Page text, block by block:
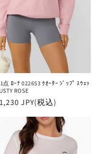
点 ﾛｰﾅ 022653 ｸｵｰﾀｰ ｼﾞｯﾌﾟ ｽｳｪｯ
ROSE
JPY(税込)